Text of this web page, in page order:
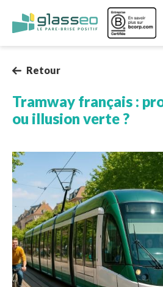
Aller
Image
Retour
Tramway français :
ou illusion verte ?
Image